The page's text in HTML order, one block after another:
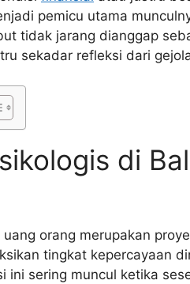
pemicu utama
tidak jarang dianggap
sekadar refleksi dari
di
orang merupakan
tingkat kepercayaan
ini sering muncul ketika